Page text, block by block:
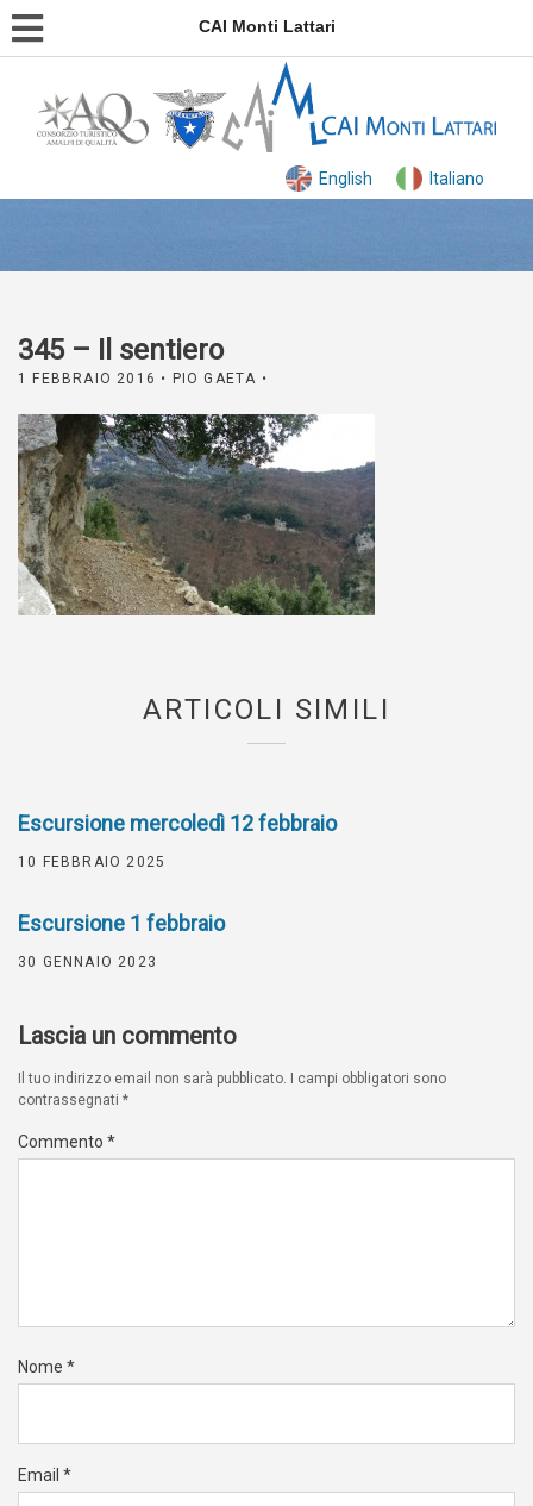
CAI Monti Lattari
English Italiano
345 – Il sentiero
1 FEBBRAIO 2016 • PIO GAETA •
ARTICOLI SIMILI
Escursione mercoledì 12 febbraio
10 FEBBRAIO 2025
Escursione 1 febbraio
30 GENNAIO 2023
Lascia un commento
Il tuo indirizzo email non sarà pubblicato. I campi obbligatori sono
contrassegnati *
Commento *
Nome *
Email *